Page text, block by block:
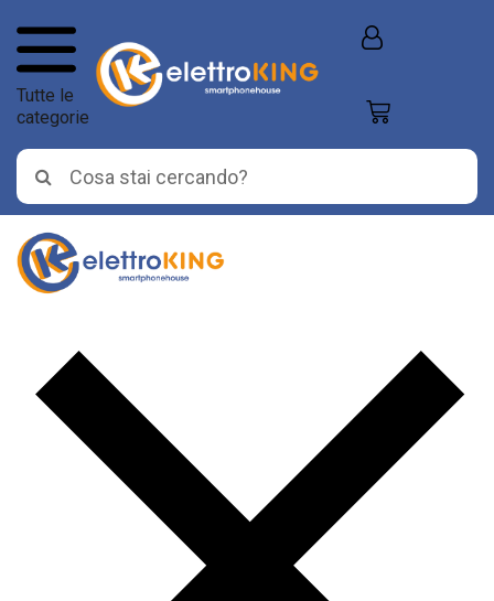
Tutte le
categorie